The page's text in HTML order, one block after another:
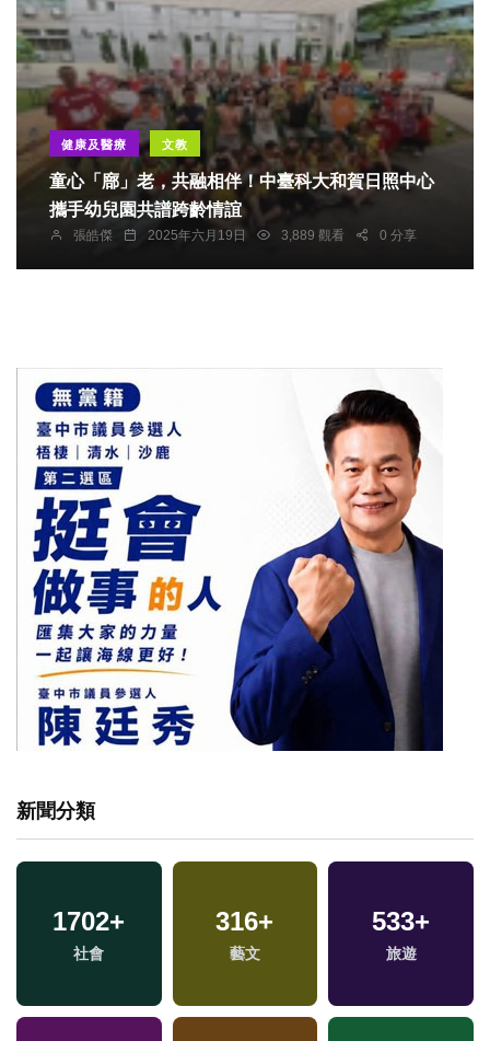
健康及醫療 文教
童心「廍」老，共融相伴！中臺科大和賀日照中心
攜手幼兒園共譜跨齡情誼
張皓傑 2025年六月19日 3,889 觀看 0 分享
新聞分類
1702+
社會
316+
藝文
533+
旅遊